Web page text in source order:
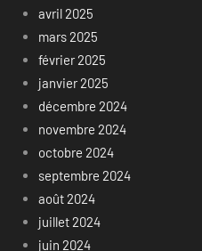
avril 2025
mars 2025
février 2025
janvier 2025
décembre 2024
novembre 2024
octobre 2024
septembre 2024
août 2024
juillet 2024
juin 2024